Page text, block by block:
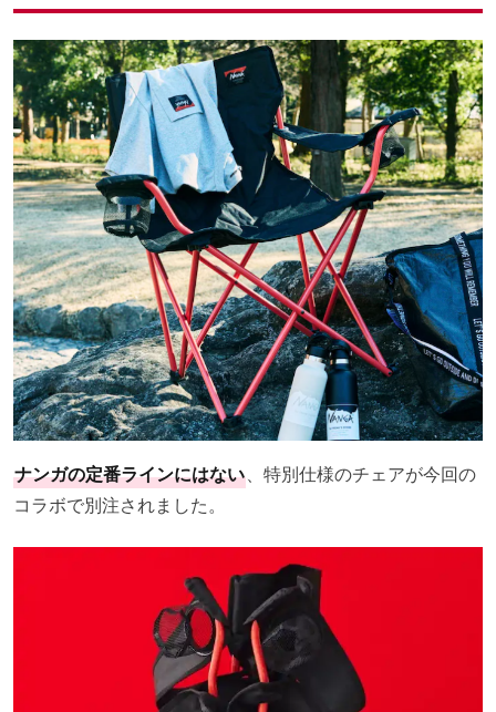
ナンガの定番ラインにはない、特別仕様のチェアが今回の
コラボで別注されました。